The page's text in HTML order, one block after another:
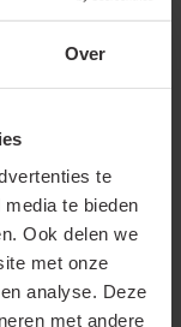
Over
te
te bieden
Ook delen we
met onze
analyse. Deze
met andere